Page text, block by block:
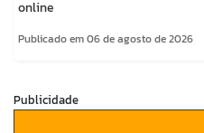
online
Publicado em 06 de agosto de 2026
Publicidade